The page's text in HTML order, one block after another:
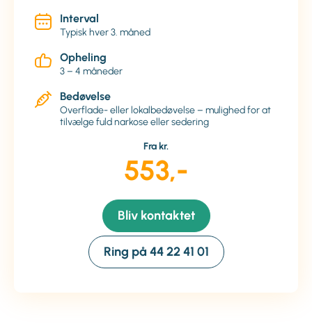
Interval
Typisk hver 3. måned
Opheling
3 – 4 måneder
Bedøvelse
Overflade- eller lokalbedøvelse – mulighed for at
tilvælge fuld narkose eller sedering
Fra kr.
553,-
Bliv kontaktet
Ring på 44 22 41 01